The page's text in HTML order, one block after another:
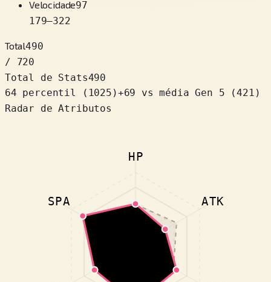
Velocidade97
179–322
Total490
/ 720
Total de Stats490
64 percentil
( 1025 )+69
vs média Gen 5 (421)
Radar de Atributos
HP
ATK
SPA